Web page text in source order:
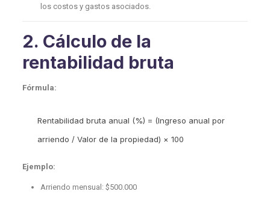
los costos y gastos asociados.
2. Cálculo de la
rentabilidad bruta
Fórmula:
Rentabilidad bruta anual (%) = (Ingreso anual por
arriendo / Valor de la propiedad) × 100
Ejemplo:
Arriendo mensual: $500.000